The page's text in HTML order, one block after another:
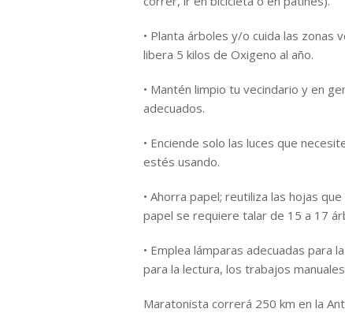
• Planta árboles y/o cuida las zonas
libera 5 kilos de Oxigeno al año.
• Mantén limpio tu vecindario y en
adecuados.
• Enciende solo las luces que
estés usando.
• Ahorra papel; reutiliza las hojas
papel se requiere talar de 15 a 17
• Emplea lámparas adecuadas para
para la lectura, los trabajos
Maratonista correrá 250 km en la